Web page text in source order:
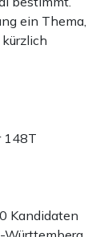
ein Thema,
148T
Kandidaten